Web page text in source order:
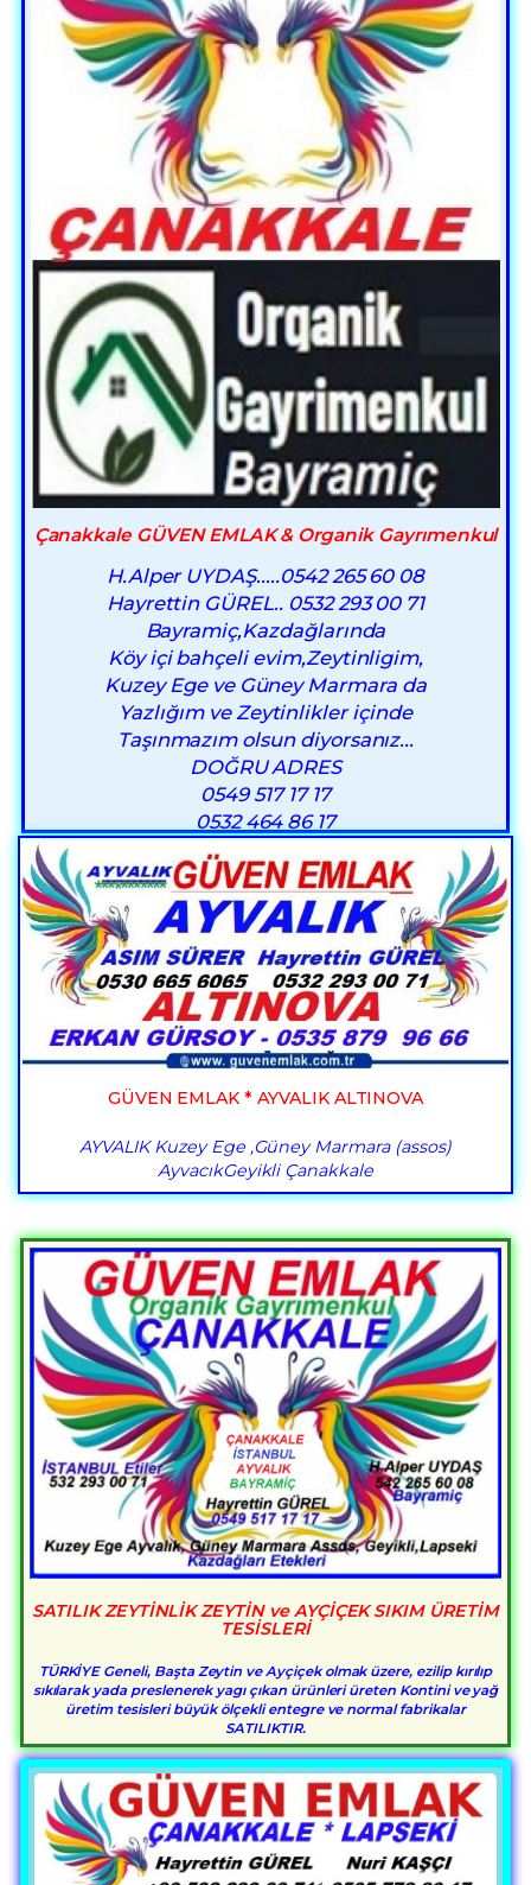
Çanakkale GÜVEN EMLAK & Organik Gayrımenkul
H.Alper UYDAŞ.....0542 265 60 08
Hayrettin GÜREL.. 0532 293 00 71
Bayramiç,Kazdağlarında
Köy içi bahçeli evim,Zeytinligim,
Kuzey Ege ve Güney Marmara da
Yazlığım ve Zeytinlikler içinde
Taşınmazım olsun diyorsanız...
DOĞRU ADRES
0549 517 17 17
0532 464 86 17
GÜVEN EMLAK * AYVALIK ALTINOVA
AYVALIK Kuzey Ege ,Güney Marmara (assos)
AyvacıkGeyikli Çanakkale
SATILIK ZEYTİNLİK ZEYTİN ve AYÇİÇEK SIKIM ÜRETİM
TESİSLERİ
TÜRKİYE Geneli, Başta Zeytin ve Ayçiçek olmak üzere, ezilip kırılıp
sıkılarak yada preslenerek yagı çıkan ürünleri üreten Kontini ve yağ
üretim tesisleri büyük ölçekli entegre ve normal fabrikalar
SATILIKTIR.